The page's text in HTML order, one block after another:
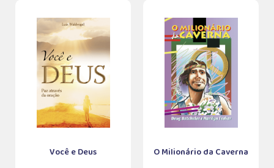
Você e Deus O Milionário da Caverna